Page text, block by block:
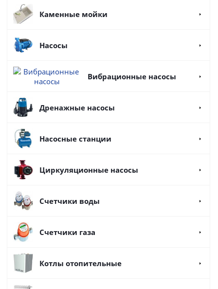
Каменные мойки
Насосы
Вибрационные насосы
Дренажные насосы
Насосные станции
Циркуляционные насосы
Счетчики воды
Счетчики газа
Котлы отопительные